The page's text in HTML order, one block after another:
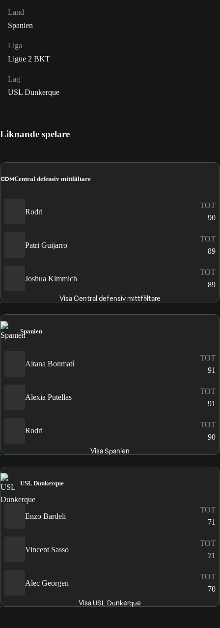
Land
Spanien
Liga
Ligue 2 BKT
Lag
USL Dunkerque
Liknande spelare
CDMCentral defensiv mittfältare
Rodri
TOT
90
Patri Guijarro
TOT
89
Joshua Kimmich
TOT
89
Visa Central defensiv mittfältare
Spanien
Aitana Bonmatí
TOT
91
Alexia Putellas
TOT
91
Rodri
TOT
90
Visa Spanien
USL Dunkerque
Enzo Bardeli
TOT
71
Vincent Sasso
TOT
71
Alec Georgen
TOT
70
Visa USL Dunkerque